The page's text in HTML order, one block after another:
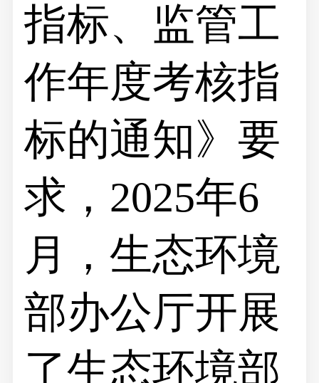
指标、监管工
作年度考核指
标的通知》要
求，2025年6
月，生态环境
部办公厅开展
了生态环境部